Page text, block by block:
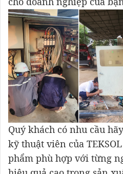
Quý khách có nhu cầu
kỹ thuật viên của
phẩm phù hợp với từng